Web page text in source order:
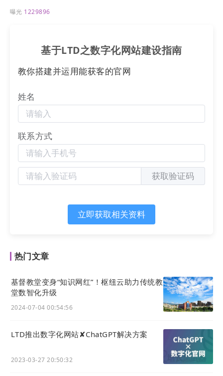
首先，超文本作为网络技术将各种不同空间的文字信
其次，网页浏览器（Web browser，简称：web浏览
器）作为程序读取网状文本，用于检索万维网上的信
息，如：百度浏览器、搜狗浏览器、360浏览器等
等。
最后，web浏览器以超文本传输协议（Hyper Text
Transfer Protocol，简称：HTTP）与网页服务器
（Web serve，简称：web服务器）交互获取网页的
运行机制来完成信息传递的最后一环。
HTTP就是一个简单的请求，HTTP发送客户端请求给
（Hyper Text Markup Language，简称：HTML）
的响应，如：一个静态网页，让浏览器可以浏览。
息”设计的一种标记语言。
可以说，HTML是万维网建立的基础，网页本质是
HTML，故网站
（Website）作为展示特定内容相关
网页的集合，互联网重要的沟通桥梁，践行着人类社
命。
综上所述，基于互联网运行逻辑，可以说Website站
曝光 1229896
基于LTD之数字化网站建设指南
教你搭建并运⽤能获客的官⽹
姓名
联系方式
获取验证码
立即获取相关资料
热门文章
基督教堂变身“知识网红”！枢纽云助力传统教
堂数智化升级
2024-07-04 00:54:56
LTD推出数字化网站✘ChatGPT解决方案
2023-03-27 20:50:32